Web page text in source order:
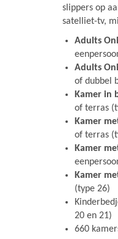
slippers op
satelliet-tv,
Adults
Adults
of dubbel
Kamer in
of terras
Kamer
of terras
Kamer
Kamer
(type 26)
20 en 21)
660